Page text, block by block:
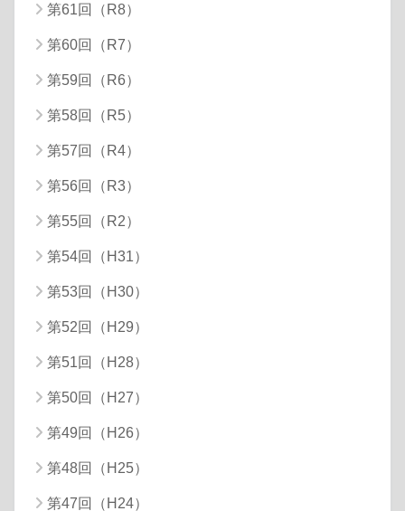
第61回（R8）
第60回（R7）
第59回（R6）
第58回（R5）
第57回（R4）
第56回（R3）
第55回（R2）
第54回（H31）
第53回（H30）
第52回（H29）
第51回（H28）
第50回（H27）
第49回（H26）
第48回（H25）
第47回（H24）